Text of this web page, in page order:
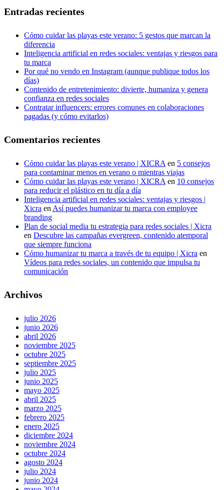
Entradas recientes
Cómo cuidar las playas este verano: 5 gestos que marcan la
diferencia
Inteligencia artificial en redes sociales: ventajas y riesgos para
tu marca
Por qué no vendo en Instagram (aunque publique todos los
días)
Contenido de entretenimiento: divierte, humaniza y genera
confianza en redes sociales
Contratar influencers: errores comunes en colaboraciones
pagadas (y cómo evitarlos)
Comentarios recientes
Cómo cuidar las playas este verano | XICRA en 5 consejos
para contaminar menos en verano o mientras viajas
Cómo cuidar las playas este verano | XICRA en 10 consejos
para reducir el plástico en tu día a día
Inteligencia artificial en redes sociales: ventajas y riesgos |
Xicra en Así puedes humanizar tu marca con employee
branding
Plan de social media tu estrategia para redes sociales | Xicra
en Descubre las campañas evergreen, contenido atemporal
que siempre funciona
Cómo humanizar tu marca a través de tu equipo | Xicra en
Vídeos para redes sociales, un contenido que impulsa tu
comunicación
Archivos
julio 2026
junio 2026
abril 2026
noviembre 2025
octubre 2025
septiembre 2025
julio 2025
junio 2025
mayo 2025
abril 2025
marzo 2025
febrero 2025
enero 2025
diciembre 2024
noviembre 2024
octubre 2024
agosto 2024
julio 2024
junio 2024